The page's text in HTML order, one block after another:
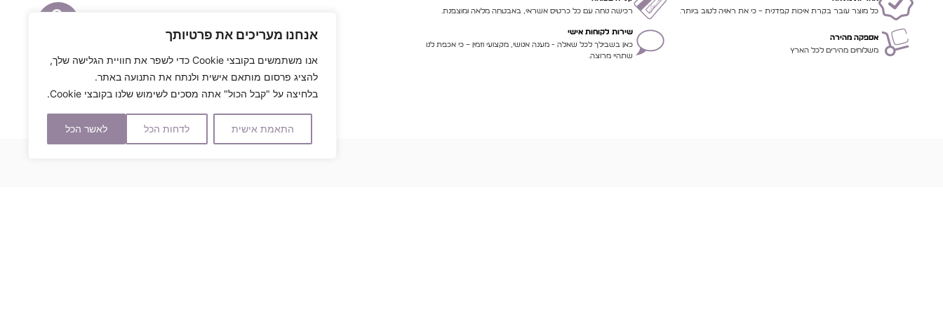
אנחנו מעריכים את פרטיותך
אנו משתמשים בקובצי Cookie כדי לשפר את חוויית הגלישה שלך,
להציג פרסום מותאם אישית ולנתח את התנועה באתר.
בלחיצה על "קבל הכול" אתה מסכים לשימוש שלנו בקובצי Cookie.
התאמת אישית לדחות הכל לאשר הכל
0
כל מוצר עובר בקרת איכות קפדנית – כי את ראויה לטוב ביותר.
רכישה נוחה עם כל כרטיס אשראי, באבטחה מלאה ומוצפנת.
אספקה מהירה
משלוחים מהירים לכל הארץ
שירות לקוחות אישי
כאן בשבילך לכל שאלה - מענה אנושי, מקצועי וזמין – כי אכפת לנו
שתהיי מרוצה.